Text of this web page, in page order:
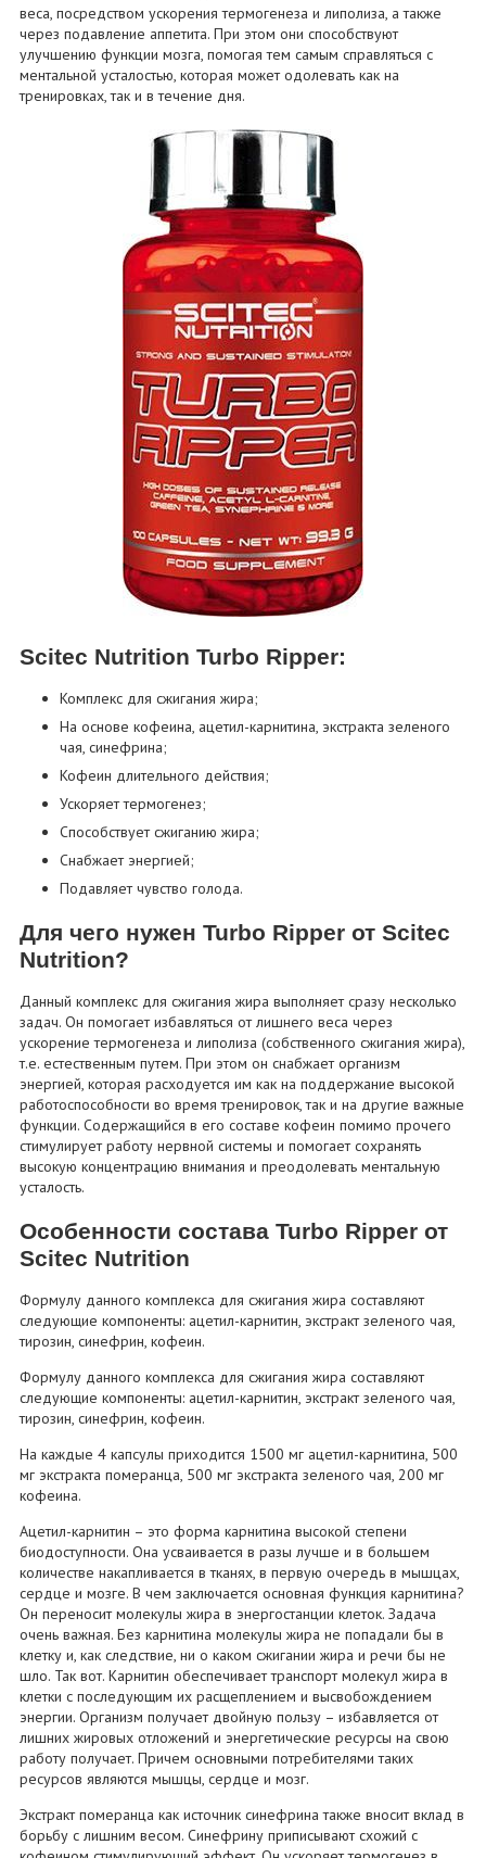
веса, посредством ускорения термогенеза и липолиза, а также
через подавление аппетита. При этом они способствуют
улучшению функции мозга, помогая тем самым справляться с
ментальной усталостью, которая может одолевать как на
тренировках, так и в течение дня.
Scitec Nutrition Turbo Ripper:
Комплекс для сжигания жира;
На основе кофеина, ацетил-карнитина, экстракта зеленого
чая, синефрина;
Кофеин длительного действия;
Ускоряет термогенез;
Способствует сжиганию жира;
Снабжает энергией;
Подавляет чувство голода.
Для чего нужен Turbo Ripper от Scitec
Nutrition?
Данный комплекс для сжигания жира выполняет сразу несколько
задач. Он помогает избавляться от лишнего веса через
ускорение термогенеза и липолиза (собственного сжигания жира),
т.е. естественным путем. При этом он снабжает организм
энергией, которая расходуется им как на поддержание высокой
работоспособности во время тренировок, так и на другие важные
функции. Содержащийся в его составе кофеин помимо прочего
стимулирует работу нервной системы и помогает сохранять
высокую концентрацию внимания и преодолевать ментальную
усталость.
Особенности состава Turbo Ripper от
Scitec Nutrition
Формулу данного комплекса для сжигания жира составляют
следующие компоненты: ацетил-карнитин, экстракт зеленого чая,
тирозин, синефрин, кофеин.
Формулу данного комплекса для сжигания жира составляют
следующие компоненты: ацетил-карнитин, экстракт зеленого чая,
тирозин, синефрин, кофеин.
На каждые 4 капсулы приходится 1500 мг ацетил-карнитина, 500
мг экстракта померанца, 500 мг экстракта зеленого чая, 200 мг
кофеина.
Ацетил-карнитин – это форма карнитина высокой степени
биодоступности. Она усваивается в разы лучше и в большем
количестве накапливается в тканях, в первую очередь в мышцах,
сердце и мозге. В чем заключается основная функция карнитина?
Он переносит молекулы жира в энергостанции клеток. Задача
очень важная. Без карнитина молекулы жира не попадали бы в
клетку и, как следствие, ни о каком сжигании жира и речи бы не
шло. Так вот. Карнитин обеспечивает транспорт молекул жира в
клетки с последующим их расщеплением и высвобождением
энергии. Организм получает двойную пользу – избавляется от
лишних жировых отложений и энергетические ресурсы на свою
работу получает. Причем основными потребителями таких
ресурсов являются мышцы, сердце и мозг.
Экстракт померанца как источник синефрина также вносит вклад в
борьбу с лишним весом. Синефрину приписывают схожий с